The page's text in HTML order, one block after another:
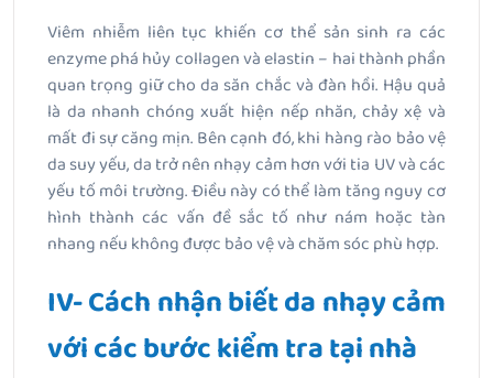
Viêm nhiễm liên tục khiến cơ thể sản sinh ra các
enzyme phá hủy collagen và elastin – hai thành phần
quan trọng giữ cho da săn chắc và đàn hồi. Hậu quả
là da nhanh chóng xuất hiện nếp nhăn, chảy xệ và
mất đi sự căng mịn. Bên cạnh đó, khi hàng rào bảo vệ
da suy yếu, da trở nên nhạy cảm hơn với tia UV và các
yếu tố môi trường. Điều này có thể làm tăng nguy cơ
hình thành các vấn đề sắc tố như nám hoặc tàn
nhang nếu không được bảo vệ và chăm sóc phù hợp.
IV- Cách nhận biết da nhạy cảm
với các bước kiểm tra tại nhà